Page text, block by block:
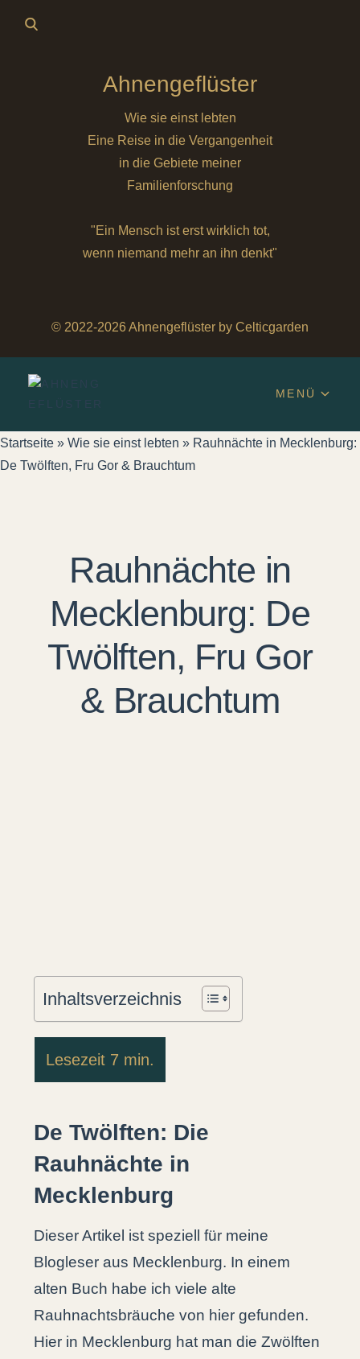
Ahnengeflüster
Wie sie einst lebten
Eine Reise in die Vergangenheit
in die Gebiete meiner
Familienforschung
"Ein Mensch ist erst wirklich tot,
wenn niemand mehr an ihn denkt"
© 2022-2026 Ahnengeflüster by Celticgarden
MENÜ
Startseite » Wie sie einst lebten » Rauhnächte in Mecklenburg:
De Twölften, Fru Gor & Brauchtum
Rauhnächte in
Mecklenburg: De
Twölften, Fru Gor
& Brauchtum
Inhaltsverzeichnis
De Twölften: Die
Rauhnächte in
Mecklenburg
Dieser Artikel ist speziell für meine
Blogleser aus Mecklenburg. In einem
alten Buch habe ich viele alte
Rauhnachtsbräuche von hier gefunden.
Hier in Mecklenburg hat man die Zwölften